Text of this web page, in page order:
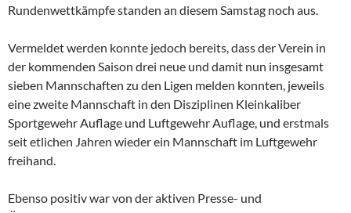
Rundenwettkämpfe standen an diesem Samstag noch aus.
Vermeldet werden konnte jedoch bereits, dass der Verein in
der kommenden Saison drei neue und damit nun insgesamt
sieben Mannschaften zu den Ligen melden konnten, jeweils
eine zweite Mannschaft in den Disziplinen Kleinkaliber
Sportgewehr Auflage und Luftgewehr Auflage, und erstmals
seit etlichen Jahren wieder ein Mannschaft im Luftgewehr
freihand.
Ebenso positiv war von der aktiven Presse- und